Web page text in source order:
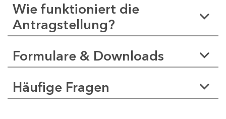
Wie funktioniert die
Antragstellung?
Formulare & Downloads
Häufige Fragen